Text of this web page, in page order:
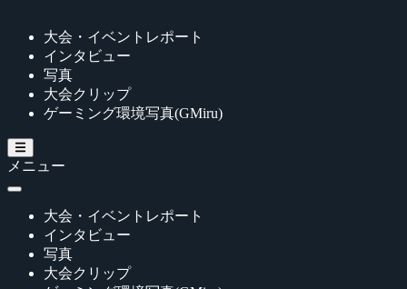
大会・イベントレポート
インタビュー
写真
大会クリップ
ゲーミング環境写真(GMiru)
メニュー
大会・イベントレポート
インタビュー
写真
大会クリップ